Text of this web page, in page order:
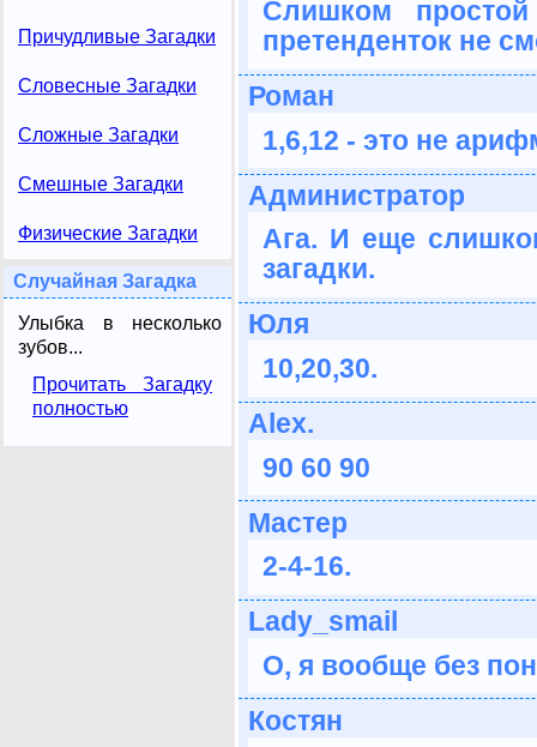
Причудливые Загадки
Словесные Загадки
Сложные Загадки
Смешные Загадки
Физические Загадки
Случайная Загадка
Улыбка в несколько
зубов...
Прочитать Загадку
полностью
Слишком
претенденток не
Роман
1,6,12 - это не
Администратор
Ага. И еще
загадки.
Юля
10,20,30.
Alex.
90 60 90
Мастер
2-4-16.
Lady_smail
О, я вообще без
Костян